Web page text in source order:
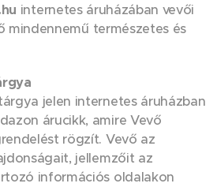
internetes áruházában vevői
mindennemű természetes és
jelen internetes áruházban
árucikk, amire Vevő
rögzít. Vevő az
jellemzőit az
információs oldalakon